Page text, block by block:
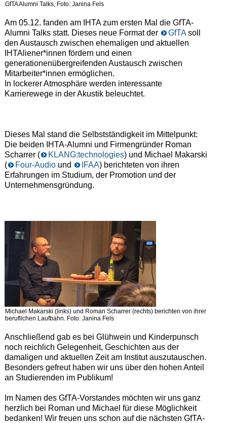
GfTA Alumni Talks, Foto: Janina Fels
Am 05.12. fanden am IHTA zum ersten Mal die GfTA-
Alumni Talks statt. Dieses neue Format der
GfTAsoll
den Austausch zwischen ehemaligen und aktuellen
IHTAliener*innen fördern und einen
generationenübergreifenden Austausch zwischen
Mitarbeiter*innen ermöglichen.
In lockerer Atmosphäre werden interessante
Karrierewege in der Akustik beleuchtet.
Dieses Mal stand die Selbstständigkeit im Mittelpunkt:
Die beiden IHTA-Alumni und Firmengründer Roman
Scharrer (
KLANG:technologies) und Michael Makarski
(
Four-Audiound IFAA) berichteten von ihren
Erfahrungen im Studium, der Promotion und der
Unternehmensgründung.
Michael Makarski (links) und Roman Scharrer (rechts) berichten von ihrer
beruflichen Laufbahn. Foto: Janina Fels
Anschließend gab es bei Glühwein und Kinderpunsch
noch reichlich Gelegenheit, Geschichten aus der
damaligen und aktuellen Zeit am Institut auszutauschen.
Besonders gefreut haben wir uns über den hohen Anteil
an Studierenden im Publikum!
Im Namen des GfTA-Vorstandes möchten wir uns ganz
herzlich bei Roman und Michael für diese Möglichkeit
bedanken! Wir freuen uns schon auf die nächsten GfTA-